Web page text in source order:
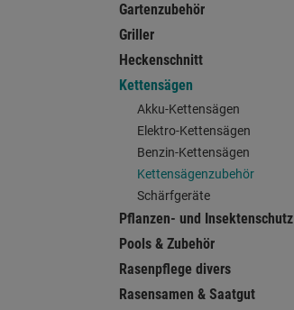
Gartenzubehör
Griller
Heckenschnitt
Kettensägen
Akku-Kettensägen
Elektro-Kettensägen
Benzin-Kettensägen
Kettensägenzubehör
Schärfgeräte
Pflanzen- und Insektenschutz
Pools & Zubehör
Rasenpflege divers
Rasensamen & Saatgut